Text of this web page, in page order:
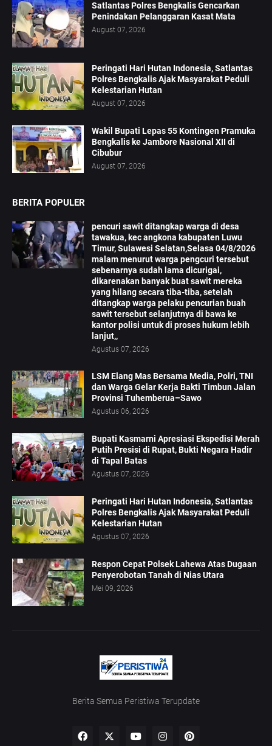
Satlantas Polres Bengkalis Gencarkan
Penindakan Pelanggaran Kasat Mata
August 07, 2026
Peringati Hari Hutan Indonesia, Satlantas
Polres Bengkalis Ajak Masyarakat Peduli
Kelestarian Hutan
August 07, 2026
Wakil Bupati Lepas 55 Kontingen Pramuka
Bengkalis ke Jambore Nasional XII di
Cibubur
August 07, 2026
BERITA POPULER
pencuri sawit ditangkap warga di desa
tawakua, kec angkona kabupaten Luwu
Timur, Sulawesi Selatan,Selasa 04/8/2026
malam menurut warga pengcuri tersebut
sebenarnya sudah lama dicurigai,
dikarenakan banyak buat sawit mereka
yang hilang secara tiba-tiba, setelah
ditangkap warga pelaku pencurian buah
sawit tersebut selanjutnya di bawa ke
kantor polisi untuk di proses hukum lebih
lanjut,,
Agustus 07, 2026
LSM Elang Mas Bersama Media, Polri, TNI
dan Warga Gelar Kerja Bakti Timbun Jalan
Provinsi Tuhemberua–Sawo
Agustus 06, 2026
Bupati Kasmarni Apresiasi Ekspedisi Merah
Putih Presisi di Rupat, Bukti Negara Hadir
di Tapal Batas
Agustus 07, 2026
Peringati Hari Hutan Indonesia, Satlantas
Polres Bengkalis Ajak Masyarakat Peduli
Kelestarian Hutan
Agustus 07, 2026
Respon Cepat Polsek Lahewa Atas Dugaan
Penyerobotan Tanah di Nias Utara
Mei 09, 2026
Berita Semua Peristiwa Terupdate